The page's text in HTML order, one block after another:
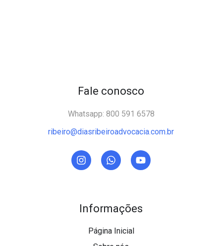
Informações
Página Inicial
Fale conosco
Whatsapp: 800 591 6578
ribeiro@diasribeiroadvocacia.com.br